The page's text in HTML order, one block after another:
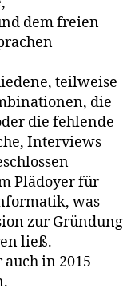
dem freien
teilweise
die
die fehlende
Interviews
Plädoyer für
was
zur Gründung
ließ.
in 2015